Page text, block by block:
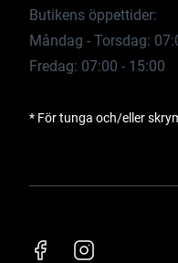
Butikens öppettider:
Måndag - Torsdag:
Fredag: 07:00 - 15:00
* För tunga och/eller